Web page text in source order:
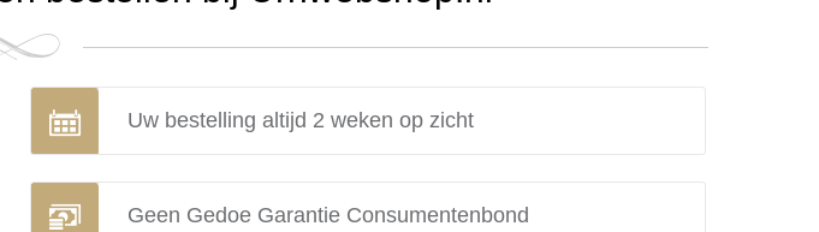
Uw bestelling altijd 2 weken op zicht
Geen Gedoe Garantie Consumentenbond